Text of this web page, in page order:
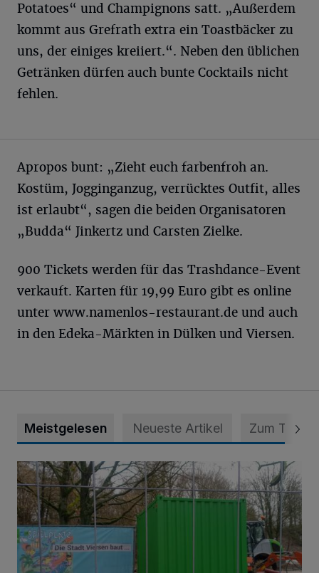
Potatoes“ und Champignons satt. „Außerdem
kommt aus Grefrath extra ein Toastbäcker zu
uns, der einiges kreiiert.“. Neben den üblichen
Getränken dürfen auch bunte Cocktails nicht
fehlen.
Apropos bunt: „Zieht euch farbenfroh an.
Kostüm, Jogginganzug, verrücktes Outfit, alles
ist erlaubt“, sagen die beiden Organisatoren
„Budda“ Jinkertz und Carsten Zielke.
900 Tickets werden für das Trashdance-Event
verkauft. Karten für 19,99 Euro gibt es online
unter www.namenlos-restaurant.de und auch
in den Edeka-Märkten in Dülken und Viersen.
Meistgelesen Neueste Artikel Zum Thema
An Spielfläche wird noch gearbeitet